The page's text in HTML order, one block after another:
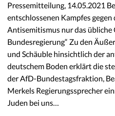
Pressemitteilung, 14.05.2021
entschlossenen Kampfes
Antisemitismus nur das übliche
Bundesregierung“ Zu den
und Schäuble hinsichtlich der
deutschem Boden erklärt die
der AfD-Bundestagsfraktion,
Merkels Regierungssprecher
Juden bei uns…